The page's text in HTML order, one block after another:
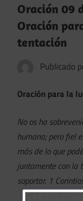
Oración 09
Oración
tentación
Publicado
Oración para la
No os ha
humana; pero fiel
más de lo que
juntamente con la
soportar. 1